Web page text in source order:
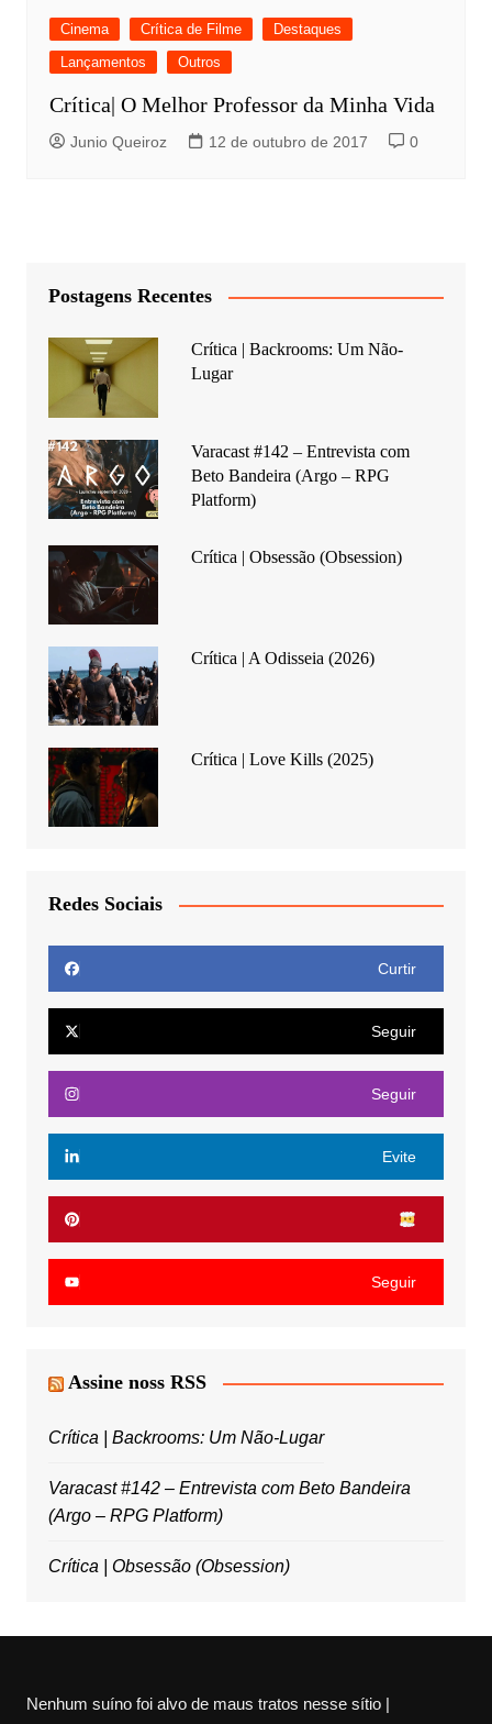
Cinema Crítica de Filme
Destaques
Lançamentos
Outros
Crítica| O Melhor Professor da Minha Vida
Junio Queiroz 12 de outubro de 2017 0
Postagens Recentes
Crítica | Backrooms: Um Não-
Lugar
Varacast #142 – Entrevista com
Beto Bandeira (Argo – RPG
Platform)
Crítica | Obsessão (Obsession)
Crítica | A Odisseia (2026)
Crítica | Love Kills (2025)
Redes Sociais
Curtir
Seguir
Seguir
Evite
Seguir
Assine noss RSS
Crítica | Backrooms: Um Não-Lugar
Varacast #142 – Entrevista com Beto Bandeira
(Argo – RPG Platform)
Crítica | Obsessão (Obsession)
Nenhum suíno foi alvo de maus tratos nesse sítio |